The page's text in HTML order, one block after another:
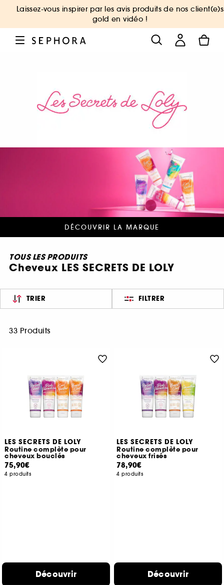
Laissez-vous inspirer par les avis produits de nos client(e)s
gold en vidéo !
DÉCOUVRIR LA MARQUE
TOUS LES PRODUITS
Cheveux LES SECRETS DE LOLY
TRIER FILTRER
33 Produits
LES SECRETS DE LOLY
Routine complète pour
cheveux bouclés
75,90€
4 produits
Découvrir
LES SECRETS DE LOLY
Routine complète pour
cheveux frisés
78,90€
4 produits
Découvrir